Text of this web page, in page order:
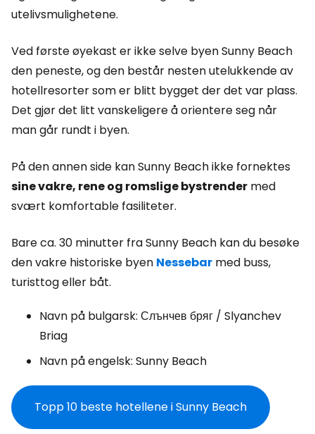
utelivsmulighetene.
Ved første øyekast er ikke selve byen Sunny Beach
den peneste, og den består nesten utelukkende av
hotellresorter som er blitt bygget der det var plass.
Det gjør det litt vanskeligere å orientere seg når
man går rundt i byen.
På den annen side kan Sunny Beach ikke fornektes
sine vakre, rene og romslige bystrender med
svært komfortable fasiliteter.
Bare ca. 30 minutter fra Sunny Beach kan du besøke
den vakre historiske byen Nessebar med buss,
turisttog eller båt.
Navn på bulgarsk: Слънчев бряг / Slyanchev
Briag
Navn på engelsk: Sunny Beach
Topp 10 beste hotellene i Sunny Beach